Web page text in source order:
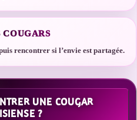
COUGARS
rencontrer si l’envie est partagée.
UNE COUGAR
?